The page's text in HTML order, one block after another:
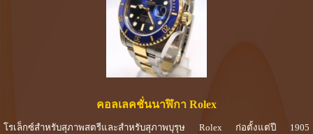
คอลเลคชั่นนาฬิกา Rolex
โรเล็กซ์สำหรับสุภาพสตรีและสำหรับสุภาพบุรุษ Rolex ก่อตั้งแต่ปี 1905